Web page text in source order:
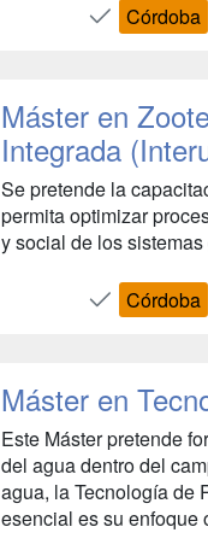
Córdoba
Máster en
Integrada
Se pretende la
permita optimizar
y social de los
Córdoba
Máster en
Este Máster pretende
del agua dentro del
agua, la Tecnología de
esencial es su enfoque